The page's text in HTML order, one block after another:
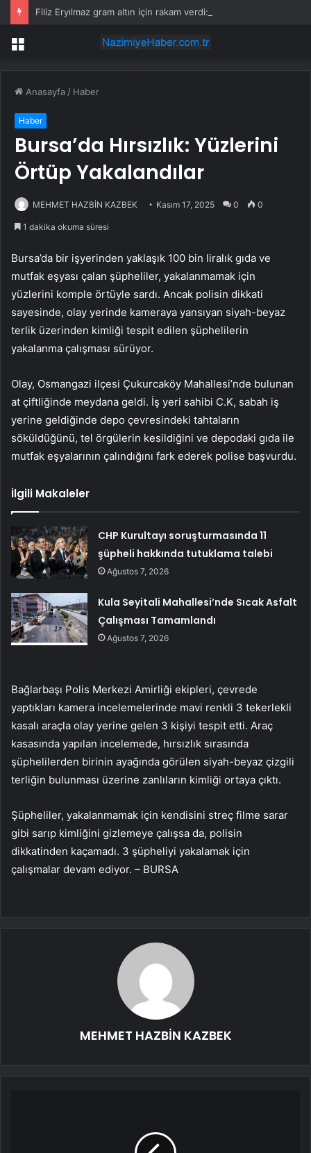
Menü
Anasayfa / Haber
Haber
Bursa’da Hırsızlık: Yüzlerini
Örtüp Yakalandılar
MEHMET HAZBİN KAZBEK Kasım 17, 2025 0 0
1 dakika okuma süresi
Bursa’da bir işyerinden yaklaşık 100 bin liralık gıda ve
mutfak eşyası çalan şüpheliler, yakalanmamak için
yüzlerini komple örtüyle sardı. Ancak polisin dikkati
sayesinde, olay yerinde kameraya yansıyan siyah-beyaz
terlik üzerinden kimliği tespit edilen şüphelilerin
yakalanma çalışması sürüyor.
Olay, Osmangazi ilçesi Çukurcaköy Mahallesi’nde bulunan
at çiftliğinde meydana geldi. İş yeri sahibi C.K, sabah iş
yerine geldiğinde depo çevresindeki tahtaların
söküldüğünü, tel örgülerin kesildiğini ve depodaki gıda ile
mutfak eşyalarının çalındığını fark ederek polise başvurdu.
İlgili Makaleler
CHP Kurultayı soruşturmasında 11
şüpheli hakkında tutuklama talebi
Ağustos 7, 2026
Kula Seyitali Mahallesi’nde Sıcak Asfalt
Çalışması Tamamlandı
Ağustos 7, 2026
Bağlarbaşı Polis Merkezi Amirliği ekipleri, çevrede
yaptıkları kamera incelemelerinde mavi renkli 3 tekerlekli
kasalı araçla olay yerine gelen 3 kişiyi tespit etti. Araç
kasasında yapılan incelemede, hırsızlık sırasında
şüphelilerden birinin ayağında görülen siyah-beyaz çizgili
terliğin bulunması üzerine zanlıların kimliği ortaya çıktı.
Şüpheliler, yakalanmamak için kendisini streç filme sarar
gibi sarıp kimliğini gizlemeye çalışsa da, polisin
dikkatinden kaçamadı. 3 şüpheliyi yakalamak için
çalışmalar devam ediyor. – BURSA
MEHMET HAZBİN KAZBEK